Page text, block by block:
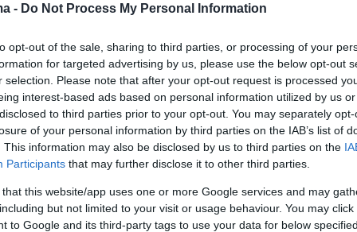
- Do Not Process My Personal Information
opt-out of the sale, sharing to third parties, or processing of your
for targeted advertising by us, please use the below opt-out
selection. Please note that after your opt-out request is processed
interest-based ads based on personal information utilized by us
to third parties prior to your opt-out. You may separately
of your personal information by third parties on the IAB’s list of
This information may also be disclosed by us to third parties on the
Participants that may further disclose it to other third parties.
that this website/app uses one or more Google services and may
but not limited to your visit or usage behaviour. You may
to Google and its third-party tags to use your data for below
ο 15χρονος γιος του
- Συνελήφθη η
λειτουργός
συνάντηση με τον πατέρα του συνοδεία της
στον Πειραιά, ωστόσο το αγόρι διέφυγε
της και έφυγε - Οι αστυνομικοί τον αναζητούν στην
μηνύσεις απειλεί ο 45χρονος παλαιοχριστιανός